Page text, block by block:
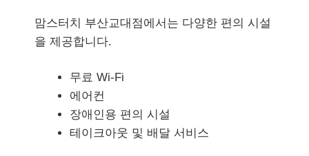
맘스터치 부산교대점에서는 다양한 편의 시설
을 제공합니다.
무료 Wi-Fi
에어컨
장애인용 편의 시설
테이크아웃 및 배달 서비스